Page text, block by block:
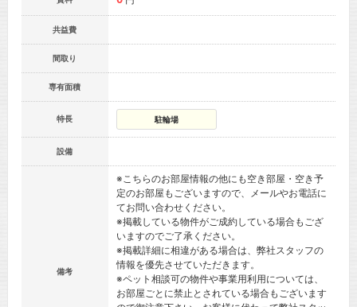
共益費
間取り
専有面積
特長 駐輪場
設備
備考
※こちらのお部屋情報の他にも空き部屋・空き予
定のお部屋もございますので、メールやお電話に
てお問い合わせください。
※掲載している物件がご成約している場合もござ
いますのでご了承ください。
※掲載詳細に相違がある場合は、弊社スタッフの
情報を優先させていただきます。
※ペット相談可の物件や事業用利用については、
お部屋ごとに禁止とされている場合もございます